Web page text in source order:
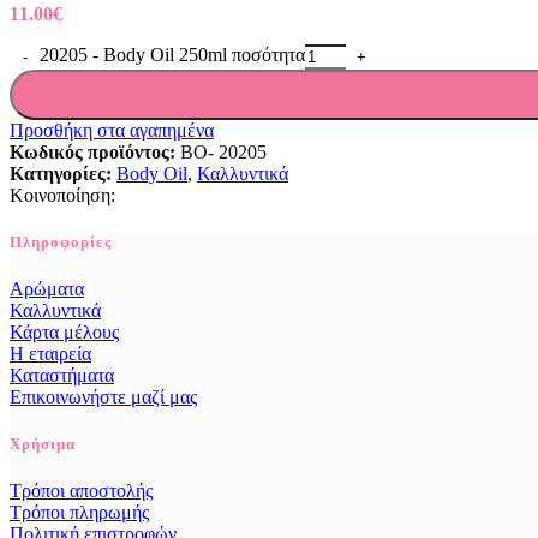
11.00€
20205 - Body Oil 250ml ποσότητα
Προσθήκη στα αγαπημένα
Κωδικός προϊόντος: BO- 20205
Κατηγορίες: Body Oil, Καλλυντικά
Κοινοποίηση:
Πληροφορίες
Αρώματα
Καλλυντικά
Κάρτα μέλους
Η εταιρεία
Καταστήματα
Επικοινωνήστε μαζί μας
Χρήσιμα
Τρόποι αποστολής
Τρόποι πληρωμής